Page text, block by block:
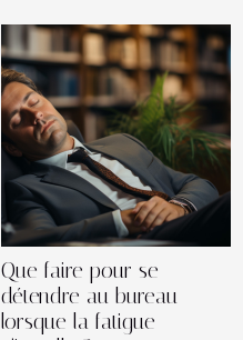
Que faire pour se
détendre au bureau
lorsque la fatigue